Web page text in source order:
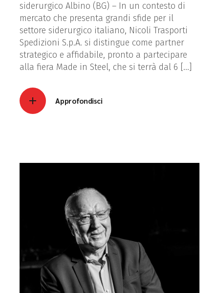
siderurgico Albino (BG) – In un contesto di
mercato che presenta grandi sfide per il
settore siderurgico italiano, Nicoli Trasporti
Spedizioni S.p.A. si distingue come partner
strategico e affidabile, pronto a partecipare
alla fiera Made in Steel, che si terrà dal 6 […]
Approfondisci